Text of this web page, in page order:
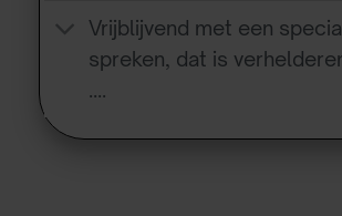
Vrijblijvend met een
spreken, dat is
….